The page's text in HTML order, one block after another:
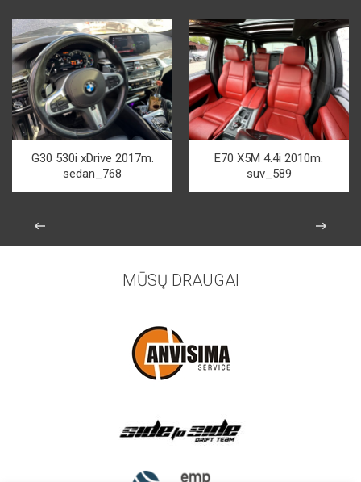
G30 530i xDrive 2017m.
sedan_768
E70 X5M 4.4i 2010m.
suv_589
MŪSŲ DRAUGAI